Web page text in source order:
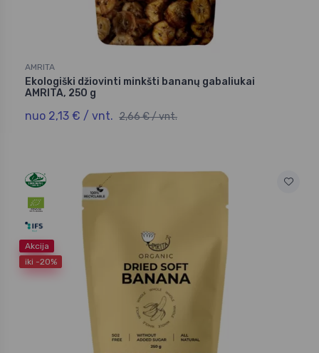
AMRITA
Ekologiški džiovinti minkšti bananų gabaliukai
AMRITA, 250 g
nuo 2,13 € / vnt. 2,66 € / vnt.
Akcija
iki -20%